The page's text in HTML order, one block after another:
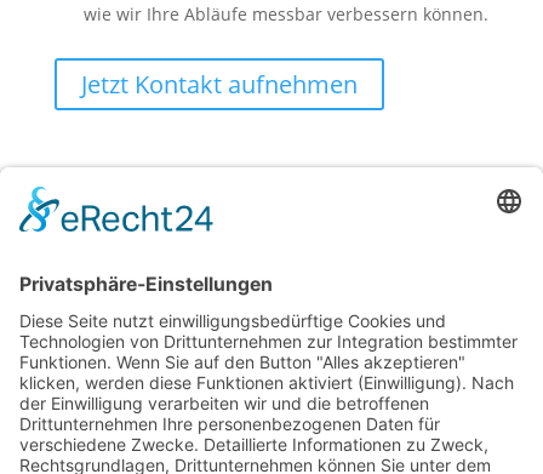
wie wir Ihre Abläufe messbar verbessern können.
Jetzt Kontakt aufnehmen
mexiaolu| © 2026. Konzept & Umsetzung: Kühe im
Netz GmbH
Alle Rechte vorbehalten.
Folgen